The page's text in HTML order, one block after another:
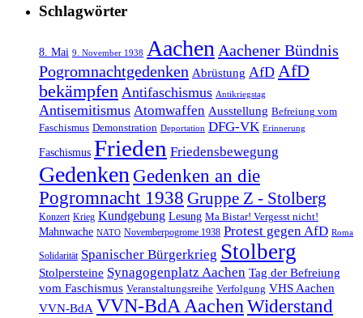
Schlagwörter
8. Mai 9. November 1938 Aachen Aachener Bündnis
Pogromnachtgedenken Abrüstung AfD AfD
bekämpfen Antifaschismus Antikriegstag
Antisemitismus Atomwaffen Ausstellung Befreiung vom
Faschismus Demonstration Deportation DFG-VK Erinnerung
Faschismus Frieden Friedensbewegung
Gedenken Gedenken an die
Pogromnacht 1938 Gruppe Z - Stolberg
Konzert Krieg Kundgebung Lesung Ma Bistar! Vergesst nicht!
Mahnwache NATO Novemberpogrome 1938 Protest gegen AfD Roma
Solidarität Spanischer Bürgerkrieg Stolberg
Stolpersteine Synagogenplatz Aachen Tag der Befreiung
vom Faschismus Veranstaltungsreihe Verfolgung VHS Aachen
VVN-BdA VVN-BdA AachenWiderstand